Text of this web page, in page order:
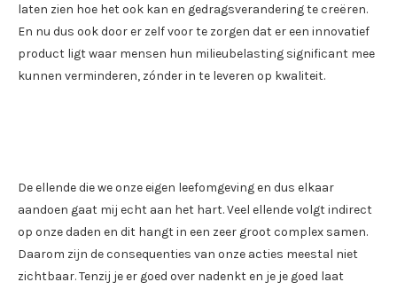
laten zien hoe het ook kan en gedragsverandering te creëren.
En nu dus ook door er zelf voor te zorgen dat er een innovatief
product ligt waar mensen hun milieubelasting significant mee
kunnen verminderen, zónder in te leveren op kwaliteit.
De ellende die we onze eigen leefomgeving en dus elkaar
aandoen gaat mij echt aan het hart. Veel ellende volgt indirect
op onze daden en dit hangt in een zeer groot complex samen.
Daarom zijn de consequenties van onze acties meestal niet
zichtbaar. Tenzij je er goed over nadenkt en je je goed laat